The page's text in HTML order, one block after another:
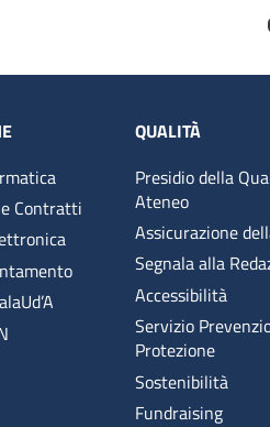
Contratti
QUALITÀ
Presidio della
Ateneo
Assicurazione
Segnala alla
Accessibilità
Servizio
Protezione
Sostenibilità
Fundraising